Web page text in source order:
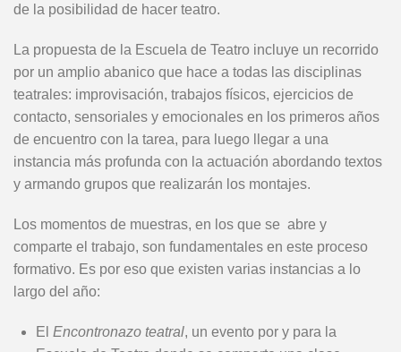
de la posibilidad de hacer teatro.
La propuesta de la Escuela de Teatro incluye un recorrido
por un amplio abanico que hace a todas las disciplinas
teatrales: improvisación, trabajos físicos, ejercicios de
contacto, sensoriales y emocionales en los primeros años
de encuentro con la tarea, para luego llegar a una
instancia más profunda con la actuación abordando textos
y armando grupos que realizarán los montajes.
Los momentos de muestras, en los que se abre y
comparte el trabajo, son fundamentales en este proceso
formativo. Es por eso que existen varias instancias a lo
largo del año:
El Encontronazo teatral, un evento por y para la